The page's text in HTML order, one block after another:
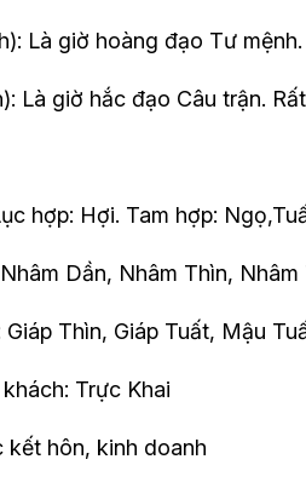
Là giờ hoàng đạo Tư
Là giờ hắc đạo Câu trận.
hợp: Hợi. Tam hợp:
Dần, Nhâm Thìn,
Thìn, Giáp Tuất, Mậu
Trực Khai
hôn, kinh doanh